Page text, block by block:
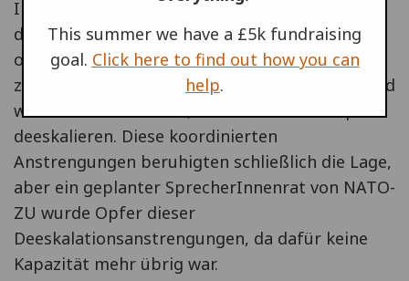
Internationalen Koordinationskomitee (ICC),
das den Gegengipfel und die Demonstration
organisierte, und baten das ICC, einen Versuch
zu machen, auf die Polizei einzuwirken, während
wir versuchen würden, im Innern des Camps zu
deeskalieren. Diese koordinierten
Anstrengungen beruhigten schließlich die Lage,
aber ein geplanter SprecherInnenrat von NATO-
ZU wurde Opfer dieser
Deeskalationsanstrengungen, da dafür keine
Kapazität mehr übrig war.
This summer we have a £5k fundraising
goal. Click here to find out how you can
help.